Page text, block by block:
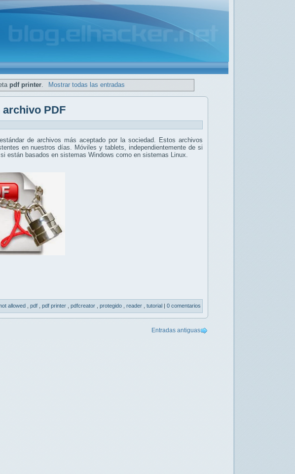
pdf printer Mostrar todas las entradas
PDF
de archivos más aceptado por la sociedad. Estos archivos
en nuestros días. Móviles y tablets, independientemente de si
están basados en sistemas Windows como en sistemas Linux.
allowed pdf pdf printer pdfcreator protegido reader tutorial | 0 comentarios
Entradas antiguas